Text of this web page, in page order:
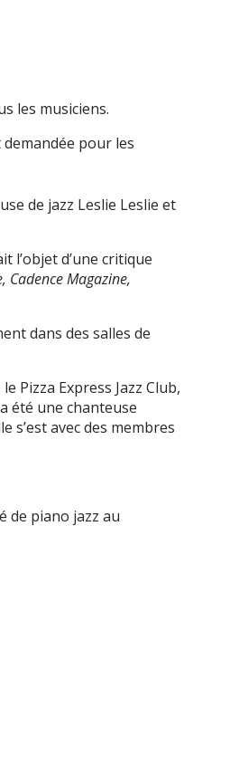
les musiciens.
pour les
de jazz Leslie Leslie et
l’objet d’une critique
Cadence Magazine,
dans des salles de
Pizza Express Jazz Club,
été une chanteuse
s’est avec des membres
de piano jazz au